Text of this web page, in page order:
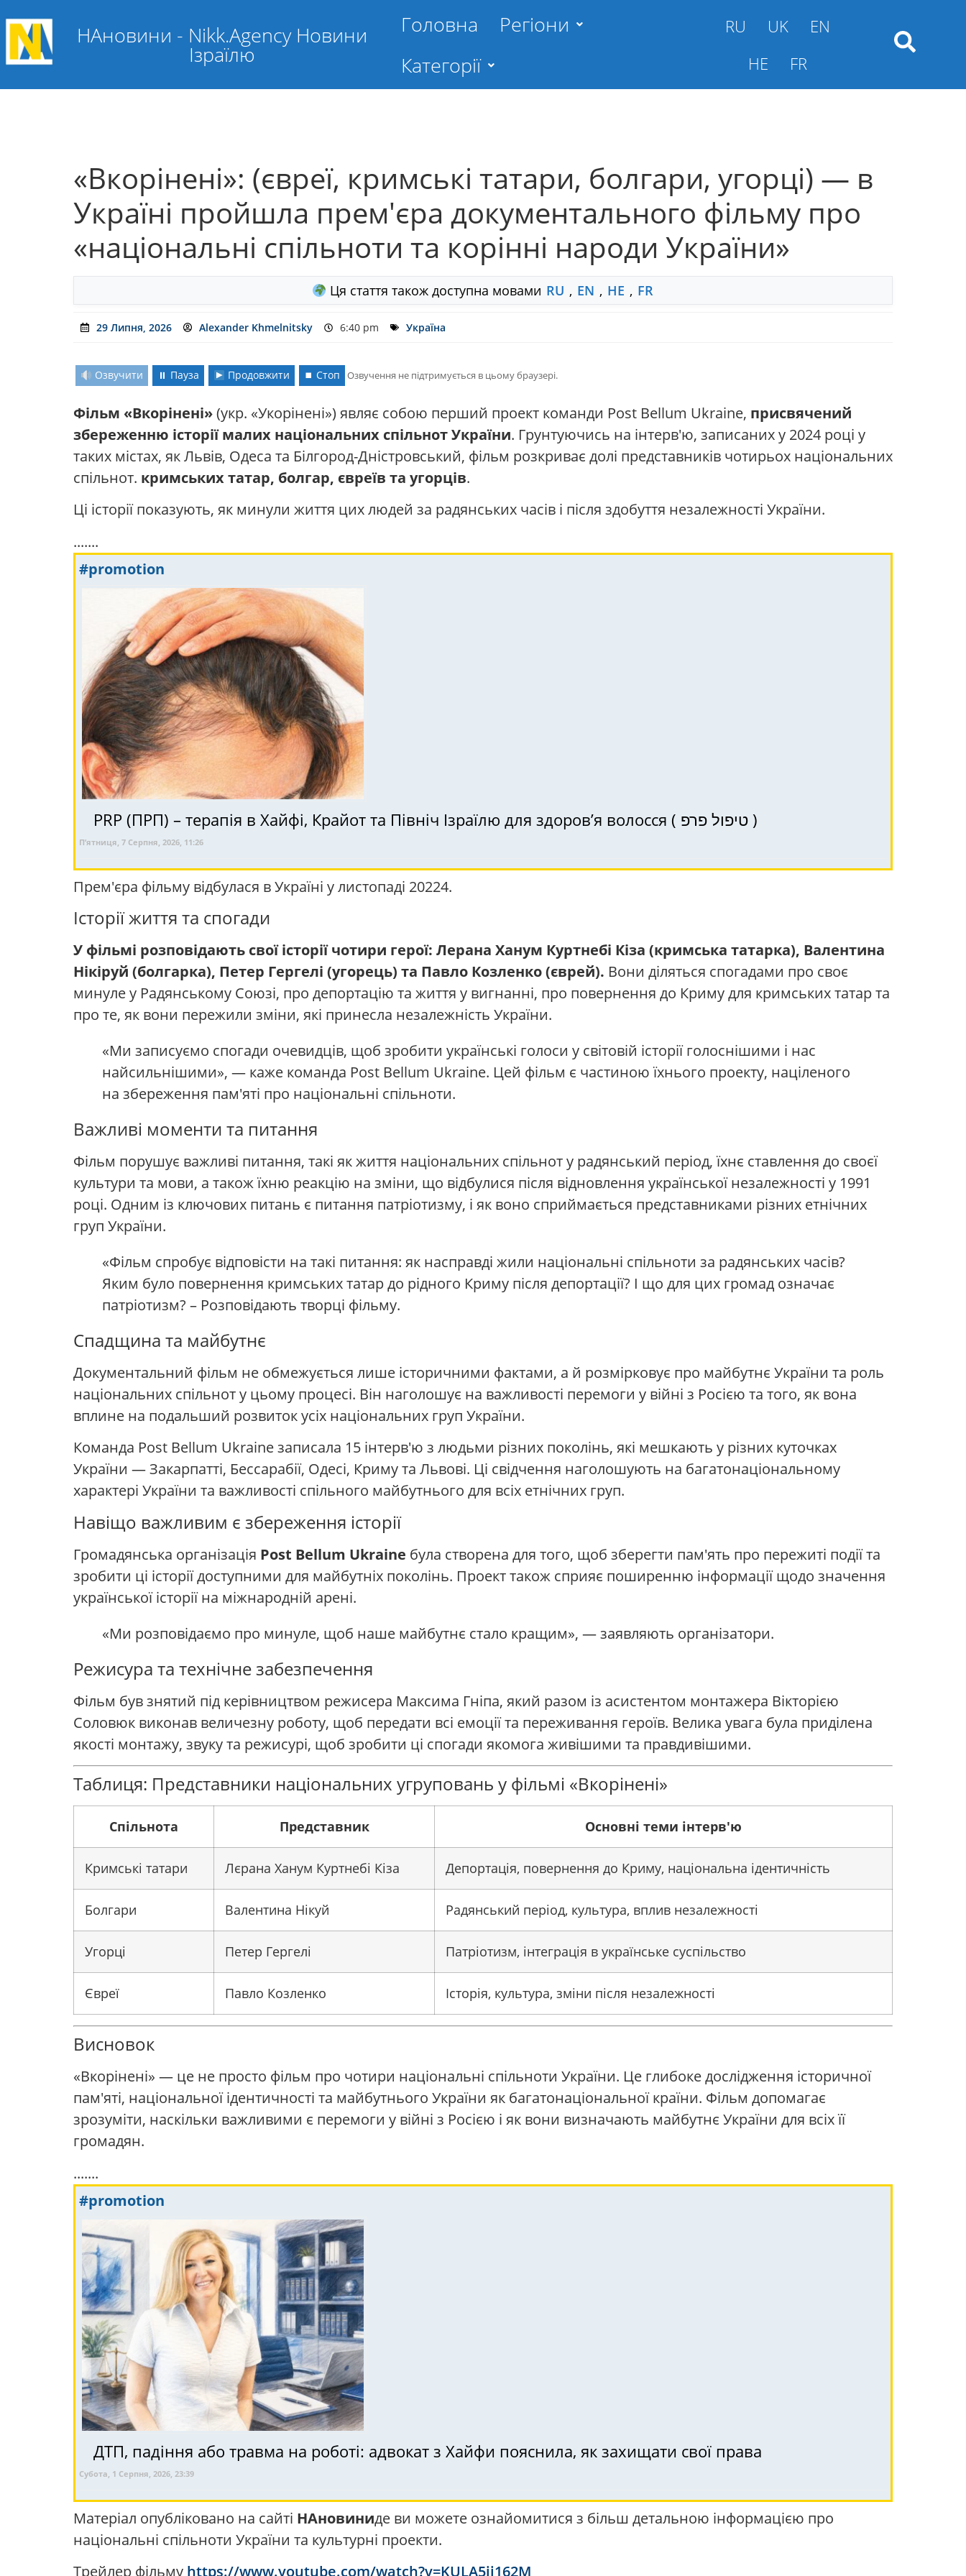
НАновини - Nikk.Agency Новини
Ізраїлю
Головна
Регіони
Категорії
RU UK
EN
HE
FR
«Вкорінені»: (євреї, кримські татари, болгари, угорці) — в
Україні пройшла прем'єра документального фільму про
«національні спільноти та корінні народи України»
Ця стаття також доступна мовами RU , EN , HE , FR
29 Липня, 2026 Alexander Khmelnitsky 6:40 pm Україна
Озвучити ⏸ Пауза Продовжити ⏹ Стоп Озвучення не підтримується в цьому браузері.
Фільм «Вкорінені»(укр. «Укорінені») являє собою перший проект команди Post Bellum Ukraine, присвячений
збереженню історії малих національних спільнот України. Грунтуючись на інтерв'ю, записаних у 2024 році у
таких містах, як Львів, Одеса та Білгород-Дністровський, фільм розкриває долі представників чотирьох національних
спільнот. кримських татар, болгар, євреїв та угорців.
Ці історії показують, як минули життя цих людей за радянських часів і після здобуття незалежності України.
.......
#promotion
PRP (ПРП) – терапія в Хайфі, Крайот та Північ Ізраїлю для здоров’я волосся ( טיפול פרפ )
П’ятниця, 7 Серпня, 2026, 11:26
Прем'єра фільму відбулася в Україні у листопаді 20224.
Історії життя та спогади
У фільмі розповідають свої історії чотири герої: Лерана Ханум Куртнебі Кіза (кримська татарка), Валентина
Нікіруй (болгарка), Петер Гергелі (угорець) та Павло Козленко (єврей). Вони діляться спогадами про своє
минуле у Радянському Союзі, про депортацію та життя у вигнанні, про повернення до Криму для кримських татар та
про те, як вони пережили зміни, які принесла незалежність України.
«Ми записуємо спогади очевидців, щоб зробити українські голоси у світовій історії голоснішими і нас
найсильнішими», — каже команда Post Bellum Ukraine. Цей фільм є частиною їхнього проекту, націленого
на збереження пам'яті про національні спільноти.
Важливі моменти та питання
Фільм порушує важливі питання, такі як життя національних спільнот у радянський період, їхнє ставлення до своєї
культури та мови, а також їхню реакцію на зміни, що відбулися після відновлення української незалежності у 1991
році. Одним із ключових питань є питання патріотизму, і як воно сприймається представниками різних етнічних
груп України.
«Фільм спробує відповісти на такі питання: як насправді жили національні спільноти за радянських часів?
Яким було повернення кримських татар до рідного Криму після депортації? І що для цих громад означає
патріотизм? – Розповідають творці фільму.
Спадщина та майбутнє
Документальний фільм не обмежується лише історичними фактами, а й розмірковує про майбутнє України та роль
національних спільнот у цьому процесі. Він наголошує на важливості перемоги у війні з Росією та того, як вона
вплине на подальший розвиток усіх національних груп України.
Команда Post Bellum Ukraine записала 15 інтерв'ю з людьми різних поколінь, які мешкають у різних куточках
України — Закарпатті, Бессарабії, Одесі, Криму та Львові. Ці свідчення наголошують на багатонаціональному
характері України та важливості спільного майбутнього для всіх етнічних груп.
Навіщо важливим є збереження історії
Громадянська організація Post Bellum Ukraine була створена для того, щоб зберегти пам'ять про пережиті події та
зробити ці історії доступними для майбутніх поколінь. Проект також сприяє поширенню інформації щодо значення
української історії на міжнародній арені.
«Ми розповідаємо про минуле, щоб наше майбутнє стало кращим», — заявляють організатори.
Режисура та технічне забезпечення
Фільм був знятий під керівництвом режисера Максима Гніпа, який разом із асистентом монтажера Вікторією
Соловюк виконав величезну роботу, щоб передати всі емоції та переживання героїв. Велика увага була приділена
якості монтажу, звуку та режисурі, щоб зробити ці спогади якомога живішими та правдивішими.
Таблиця: Представники національних угруповань у фільмі «Вкорінені»
Спільнота Представник Основні теми інтерв'ю
Кримські татари Лєрана Ханум Куртнебі Кіза Депортація, повернення до Криму, національна ідентичність
Болгари Валентина Нікуй Радянський період, культура, вплив незалежності
Угорці Петер Гергелі Патріотизм, інтеграція в українське суспільство
Євреї Павло Козленко Історія, культура, зміни після незалежності
Висновок
«Вкорінені» — це не просто фільм про чотири національні спільноти України. Це глибоке дослідження історичної
пам'яті, національної ідентичності та майбутнього України як багатонаціональної країни. Фільм допомагає
зрозуміти, наскільки важливими є перемоги у війні з Росією і як вони визначають майбутнє України для всіх її
громадян.
.......
#promotion
ДТП, падіння або травма на роботі: адвокат з Хайфи пояснила, як захищати свої права
Субота, 1 Серпня, 2026, 23:39
Матеріал опубліковано на сайті НАновиниде ви можете ознайомитися з більш детальною інформацією про
національні спільноти України та культурні проекти.
Трейлер фільму https://www.youtube.com/watch?v=KULA5ij162M